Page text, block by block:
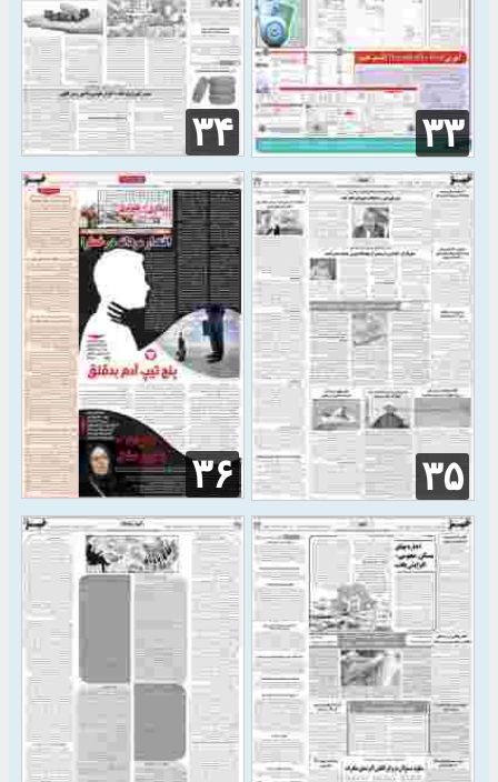
۳۳ ۳۴
۳۵ ۳۶